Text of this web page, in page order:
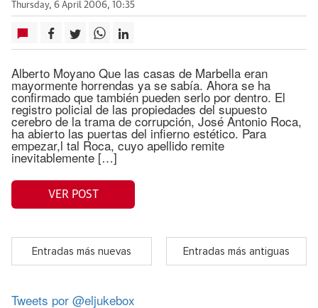
Thursday, 6 April 2006, 10:35
Alberto Moyano Que las casas de Marbella eran
mayormente horrendas ya se sabía. Ahora se ha
confirmado que también pueden serlo por dentro. El
registro policial de las propiedades del supuesto
cerebro de la trama de corrupción, José Antonio Roca,
ha abierto las puertas del infierno estético. Para
empezar,l tal Roca, cuyo apellido remite
inevitablemente […]
VER POST
Entradas más nuevas Entradas más antiguas
Tweets por @eljukebox